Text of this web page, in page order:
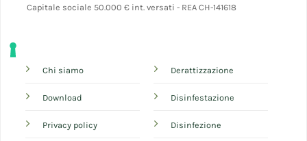
Capitale sociale 50.000 € int. versati - REA CH-141618
Chi siamo
Download
Privacy policy
Derattizzazione
Disinfestazione
Disinfezione